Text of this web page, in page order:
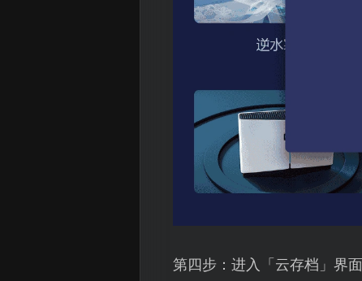
第四步：进入「云存档」界